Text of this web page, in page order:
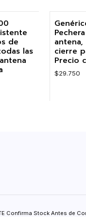
de
las cierre
Precio
$29.750
Confirma Stock Antes de